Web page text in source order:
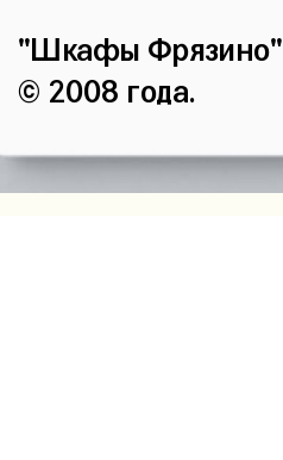
"Шкафы Фрязино"
© 2008 года.